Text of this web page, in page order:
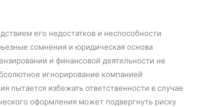
его недостатков и неспособности
сомнения и юридическая основа
и финансовой деятельности не
игнорирование компанией
пытается избежать ответственности в случае
оформления может подвергнуть риску